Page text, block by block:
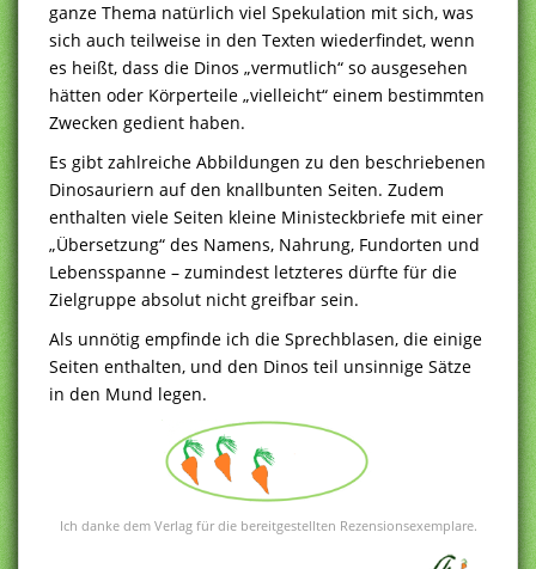
ganze Thema natürlich viel Spekulation mit sich, was
sich auch teilweise in den Texten wiederfindet, wenn
es heißt, dass die Dinos „vermutlich“ so ausgesehen
hätten oder Körperteile „vielleicht“ einem bestimmten
Zwecken gedient haben.
Es gibt zahlreiche Abbildungen zu den beschriebenen
Dinosauriern auf den knallbunten Seiten. Zudem
enthalten viele Seiten kleine Ministeckbriefe mit einer
„Übersetzung“ des Namens, Nahrung, Fundorten und
Lebensspanne – zumindest letzteres dürfte für die
Zielgruppe absolut nicht greifbar sein.
Als unnötig empfinde ich die Sprechblasen, die einige
Seiten enthalten, und den Dinos teil unsinnige Sätze
in den Mund legen.
Ich danke dem Verlag für die bereitgestellten Rezensionsexemplare.